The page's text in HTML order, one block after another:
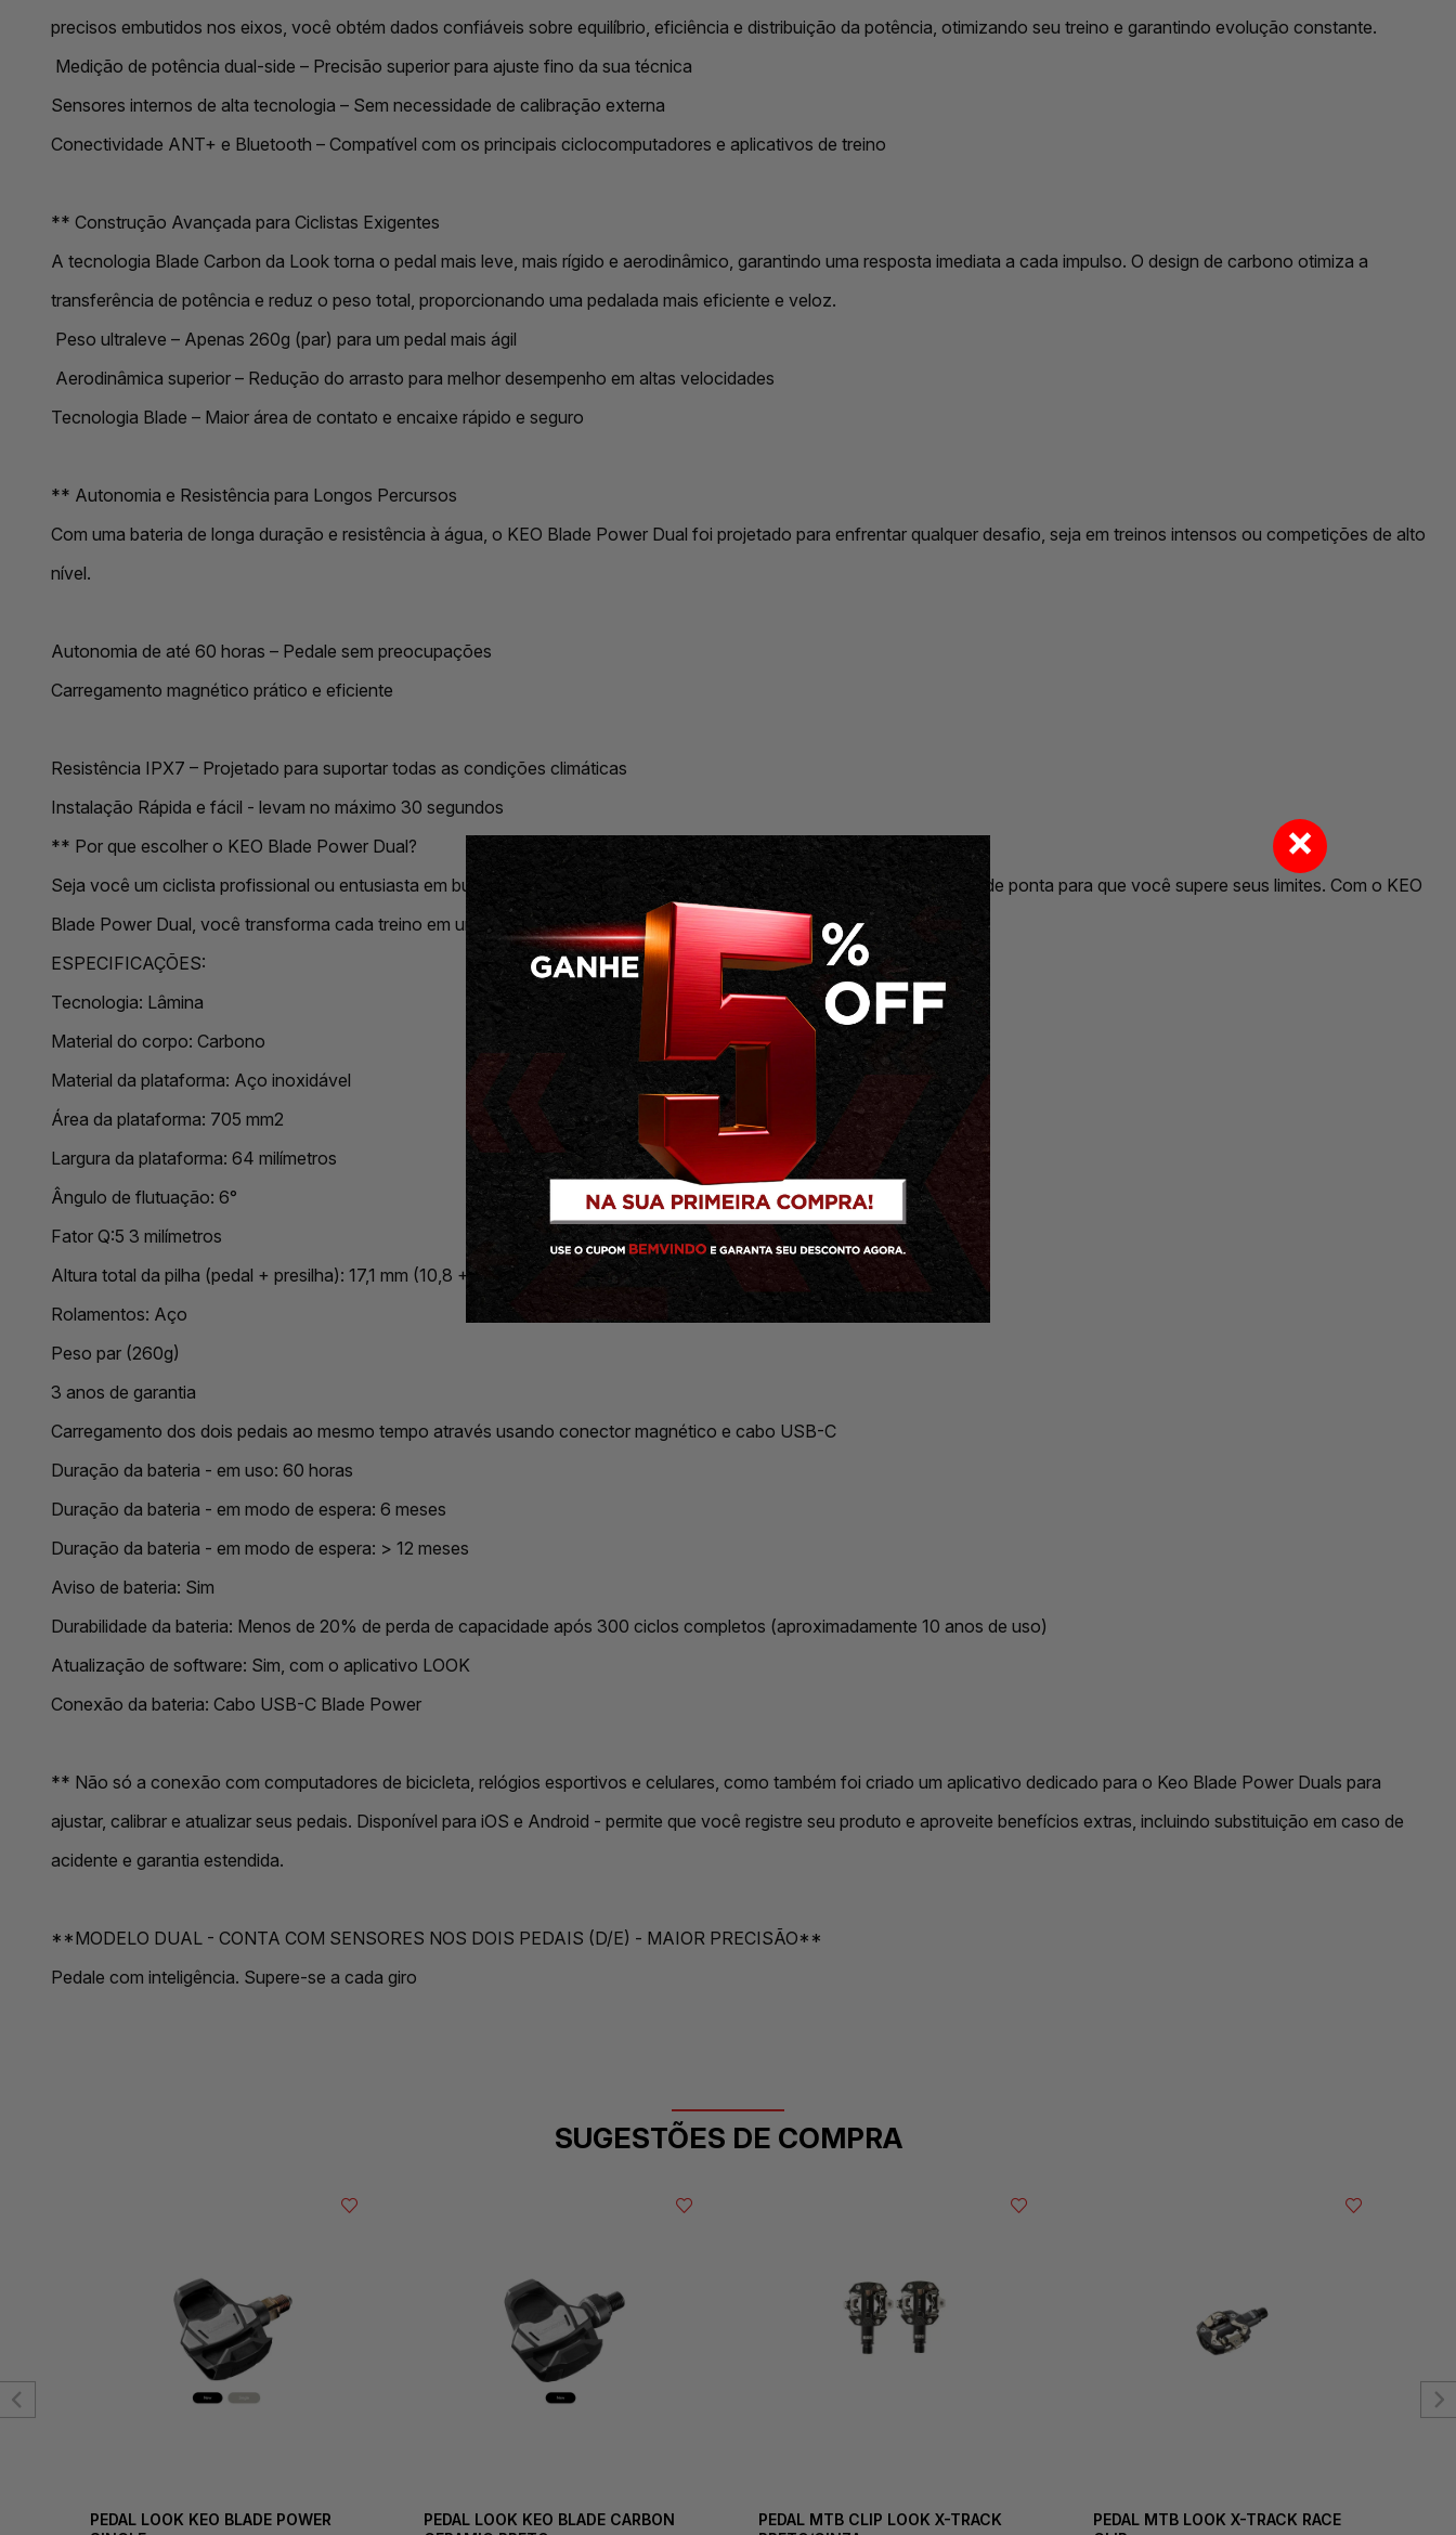
precisos embutidos nos eixos, você obtém dados confiáveis sobre equilíbrio, eficiência e distribuição da potência, otimizando seu treino e garantindo evolução constante.
Medição de potência dual-side – Precisão superior para ajuste fino da sua técnica
Sensores internos de alta tecnologia – Sem necessidade de calibração externa
Conectividade ANT+ e Bluetooth – Compatível com os principais ciclocomputadores e aplicativos de treino
** Construção Avançada para Ciclistas Exigentes
A tecnologia Blade Carbon da Look torna o pedal mais leve, mais rígido e aerodinâmico, garantindo uma resposta imediata a cada impulso. O design de carbono otimiza a
transferência de potência e reduz o peso total, proporcionando uma pedalada mais eficiente e veloz.
Peso ultraleve – Apenas 260g (par) para um pedal mais ágil
Aerodinâmica superior – Redução do arrasto para melhor desempenho em altas velocidades
Tecnologia Blade – Maior área de contato e encaixe rápido e seguro
** Autonomia e Resistência para Longos Percursos
Com uma bateria de longa duração e resistência à água, o KEO Blade Power Dual foi projetado para enfrentar qualquer desafio, seja em treinos intensos ou competições de alto
nível.
Autonomia de até 60 horas – Pedale sem preocupações
Carregamento magnético prático e eficiente
Resistência IPX7 – Projetado para suportar todas as condições climáticas
Instalação Rápida e fácil - levam no máximo 30 segundos
** Por que escolher o KEO Blade Power Dual?
Seja você um ciclista profissional ou entusiasta em busca de evolução, este pedal oferece dados precisos e tecnologia de ponta para que você supere seus limites. Com o KEO
Blade Power Dual, você transforma cada treino em uma oportunidade de melhorar sua performance.
ESPECIFICAÇÕES:
Tecnologia: Lâmina
Material do corpo: Carbono
Material da plataforma: Aço inoxidável
Área da plataforma: 705 mm2
Largura da plataforma: 64 milímetros
Ângulo de flutuação: 6°
Fator Q:5 3 milímetros
Altura total da pilha (pedal + presilha): 17,1 mm (10,8 + 6,3)
Rolamentos: Aço
Peso par (260g)
3 anos de garantia
Carregamento dos dois pedais ao mesmo tempo através usando conector magnético e cabo USB-C
Duração da bateria - em uso: 60 horas
Duração da bateria - em modo de espera: 6 meses
Duração da bateria - em modo de espera: > 12 meses
Aviso de bateria: Sim
Durabilidade da bateria: Menos de 20% de perda de capacidade após 300 ciclos completos (aproximadamente 10 anos de uso)
Atualização de software: Sim, com o aplicativo LOOK
Conexão da bateria: Cabo USB-C Blade Power
** Não só a conexão com computadores de bicicleta, relógios esportivos e celulares, como também foi criado um aplicativo dedicado para o Keo Blade Power Duals para
ajustar, calibrar e atualizar seus pedais. Disponível para iOS e Android - permite que você registre seu produto e aproveite benefícios extras, incluindo substituição em caso de
acidente e garantia estendida.
**MODELO DUAL - CONTA COM SENSORES NOS DOIS PEDAIS (D/E) - MAIOR PRECISÃO**
Pedale com inteligência. Supere-se a cada giro
SUGESTÕES DE COMPRA
PEDAL LOOK KEO BLADE POWER
PEDAL LOOK KEO BLADE CARBON
PEDAL MTB CLIP LOOK X-TRACK
PEDAL MTB LOOK X-TRACK RACE
×